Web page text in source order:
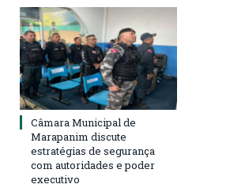
Câmara Municipal de
Marapanim discute
estratégias de segurança
com autoridades e poder
executivo